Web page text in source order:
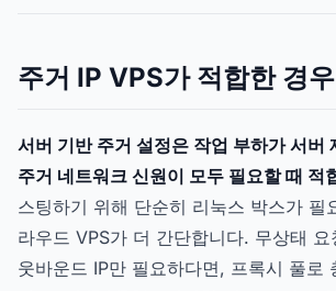
주거 IP VPS가 적합한 경우
서버 기반 주거 설정은 작업 부하가 서버
주거 네트워크 신원이 모두 필요할 때 적
스팅하기 위해 단순히 리눅스 박스가 필
라우드 VPS가 더 간단합니다. 무상태
웃바운드 IP만 필요하다면, 프록시 풀로